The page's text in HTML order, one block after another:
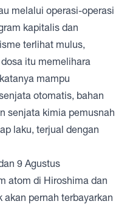
melalui operasi-operasi
kapitalis dan
terlihat mulus,
itu memelihara
mampu
otomatis, bahan
senjata kimia pemusnah
laku, terjual dengan
9 Agustus
atom di Hiroshima dan
akan pernah terbayarkan